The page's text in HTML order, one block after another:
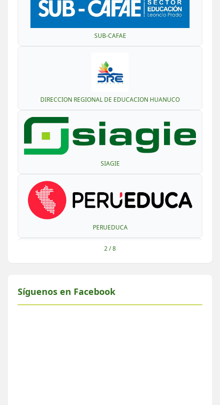
SUB-CAFAE
DIRECCION REGIONAL DE EDUCACION HUANUCO
SIAGIE
PERUEDUCA
OECE
2/8
Síguenos en Facebook